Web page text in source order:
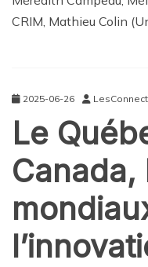
CRIM, Mathieu Colin
2025-06-26
Le